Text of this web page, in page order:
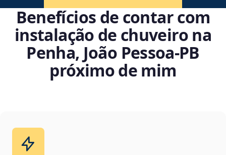
Benefícios de contar com
instalação de chuveiro na
Penha, João Pessoa‑PB
próximo de mim